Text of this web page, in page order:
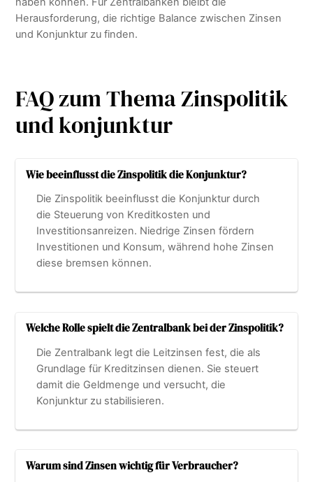
Herausforderung, die richtige Balance zwischen Zinsen
und Konjunktur zu finden.
FAQ zum Thema Zinspolitik
und konjunktur
Wie beeinflusst die Zinspolitik die Konjunktur?
Die Zinspolitik beeinflusst die Konjunktur durch
die Steuerung von Kreditkosten und
Investitionsanreizen. Niedrige Zinsen fördern
Investitionen und Konsum, während hohe Zinsen
diese bremsen können.
Welche Rolle spielt die Zentralbank bei der Zinspolitik?
Die Zentralbank legt die Leitzinsen fest, die als
Grundlage für Kreditzinsen dienen. Sie steuert
damit die Geldmenge und versucht, die
Konjunktur zu stabilisieren.
Warum sind Zinsen wichtig für Verbraucher?